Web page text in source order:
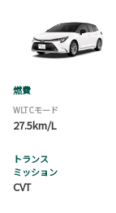
燃費
WLTCモード
27.5km/L
トランス
ミッション
CVT